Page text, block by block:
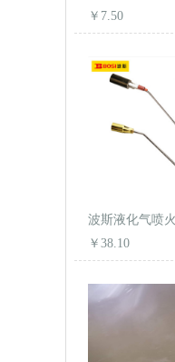
￥7.50
波斯液化气喷
￥38.10